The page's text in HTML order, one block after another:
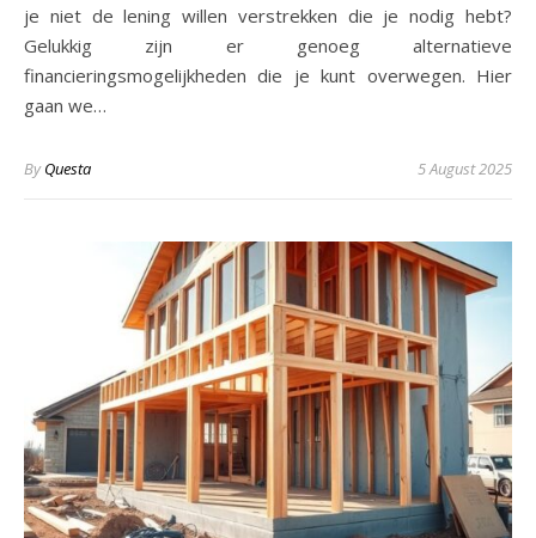
je niet de lening willen verstrekken die je nodig hebt?
Gelukkig zijn er genoeg alternatieve
financieringsmogelijkheden die je kunt overwegen. Hier
gaan we…
ByQuesta 5 August 2025